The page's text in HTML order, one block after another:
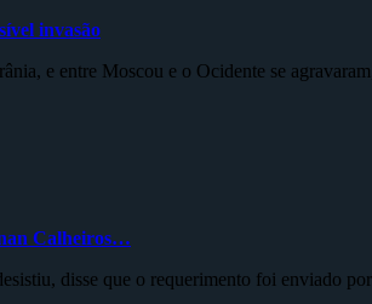
invasão
e entre Moscou e o Ocidente se
Calheiros…
disse que o requerimento foi enviado